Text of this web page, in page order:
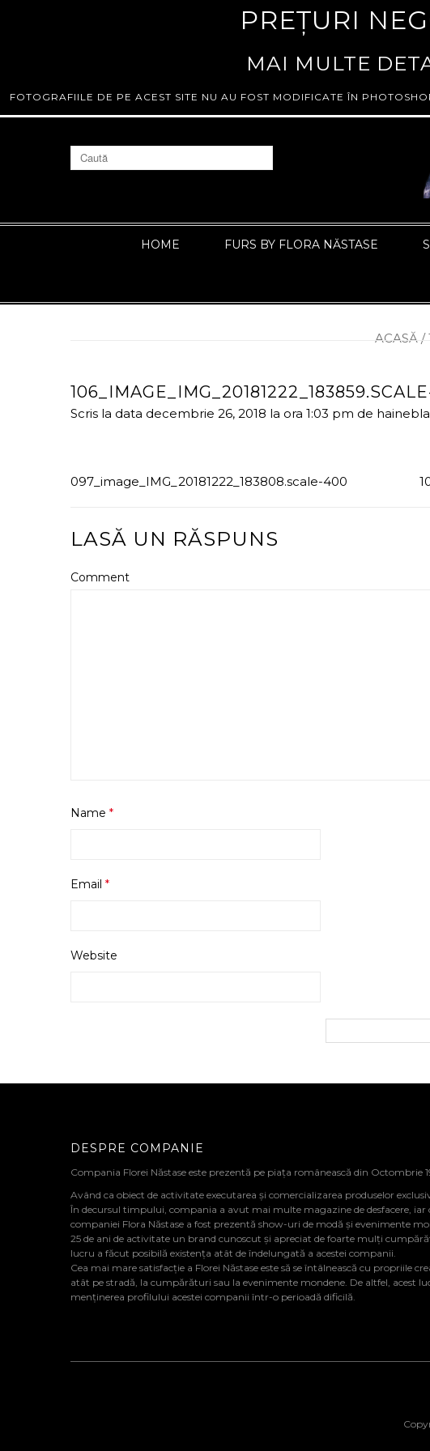
HOME FURS BY FLORA NĂSTASE
ACASĂ /
Scris la data decembrie 26, 2018 la ora 1:03 pm de
097_image_IMG_20181222_183808.scale-400
LASĂ UN RĂSPUNS
Comment
Name *
Email *
Website
DESPRE COMPANIE
Compania Florei Năstase este prezentă pe piața românească din Octombrie
Având ca obiect de activitate executarea și comercializarea produselor
În decursul timpului, compania a avut mai multe magazine de desfacere, iar
companiei Flora Năstase a fost prezentă show-uri de modă și evenimente
25 de ani de activitate un brand cunoscut și apreciat de foarte mulți
lucru a făcut posibilă existența atât de îndelungată a acestei companii.
Cea mai mare satisfacție a Florei Năstase este să se întâlnească cu propriile
atât pe stradă, la cumpărături sau la evenimente mondene. De altfel, acest
menținerea profilului acestei companii într-o perioadă dificilă.
PREȚURI
MAI MULTE
FOTOGRAFIILE DE PE ACEST SITE NU AU FOST MODIFICATE ÎN